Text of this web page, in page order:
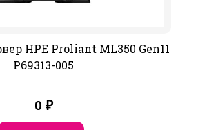
HPE Proliant ML350 Gen11
P69313-005
0 ₽